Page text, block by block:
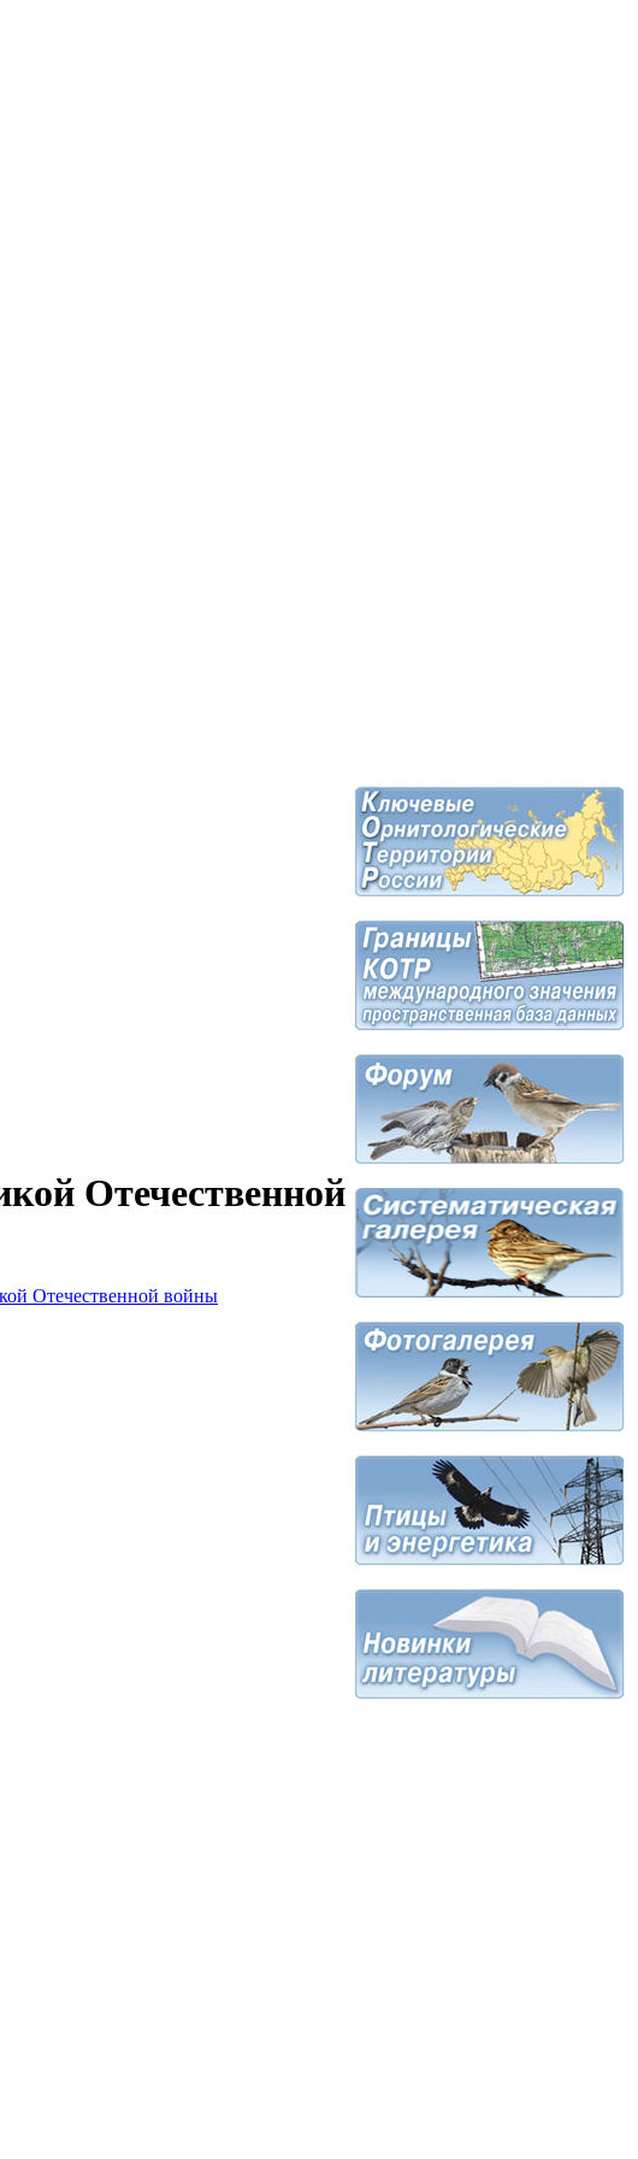
Отечественной
Отечественной войны